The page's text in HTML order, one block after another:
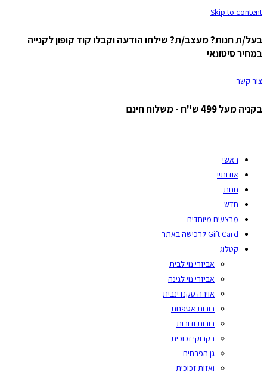
Skip to content
בעל/ת חנות? מעצב/ת? שילחו הודעה וקבלו קוד קופון לקנייה
במחיר סיטונאי
צור קשר
בקניה מעל 499 ש"ח - משלוח חינם
ראשי
אודותיי
חנות
חדש
מבצעים מיוחדים
Gift Card לרכישה באתר
קטלוג
אביזרי נוי לבית
אביזרי נוי לגינה
אוירה סקנדינבית
בובות אספנות
בובות ודובות
בקבוקי זכוכית
גן הפרחים
ואזות זכוכית